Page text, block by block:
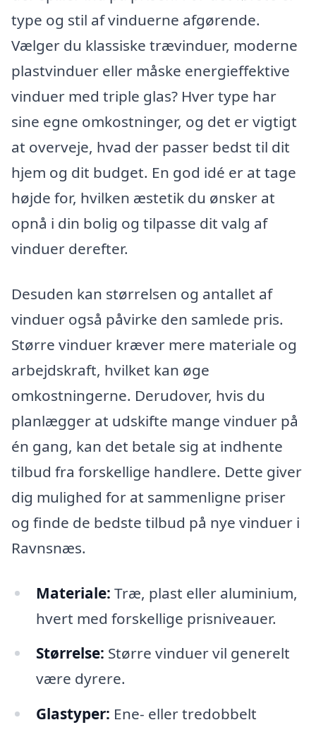
type og stil af vinduerne afgørende.
Vælger du klassiske trævinduer, moderne
plastvinduer eller måske energieffektive
vinduer med triple glas? Hver type har
sine egne omkostninger, og det er vigtigt
at overveje, hvad der passer bedst til dit
hjem og dit budget. En god idé er at tage
højde for, hvilken æstetik du ønsker at
opnå i din bolig og tilpasse dit valg af
vinduer derefter.
Desuden kan størrelsen og antallet af
vinduer også påvirke den samlede pris.
Større vinduer kræver mere materiale og
arbejdskraft, hvilket kan øge
omkostningerne. Derudover, hvis du
planlægger at udskifte mange vinduer på
én gang, kan det betale sig at indhente
tilbud fra forskellige handlere. Dette giver
dig mulighed for at sammenligne priser
og finde de bedste tilbud på nye vinduer i
Ravnsnæs.
Materiale: Træ, plast eller aluminium,
hvert med forskellige prisniveauer.
Størrelse: Større vinduer vil generelt
være dyrere.
Glastyper: Ene- eller tredobbelt